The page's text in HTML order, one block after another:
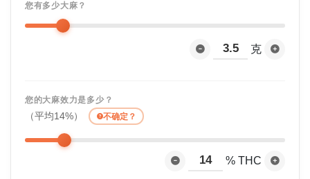
您有多少大麻？
克
您的大麻效力是多少？
（平均14%） 不确定？
% THC